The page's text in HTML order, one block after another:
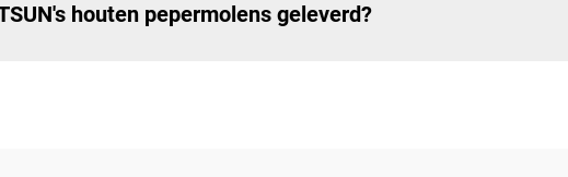
houten pepermolens geleverd?